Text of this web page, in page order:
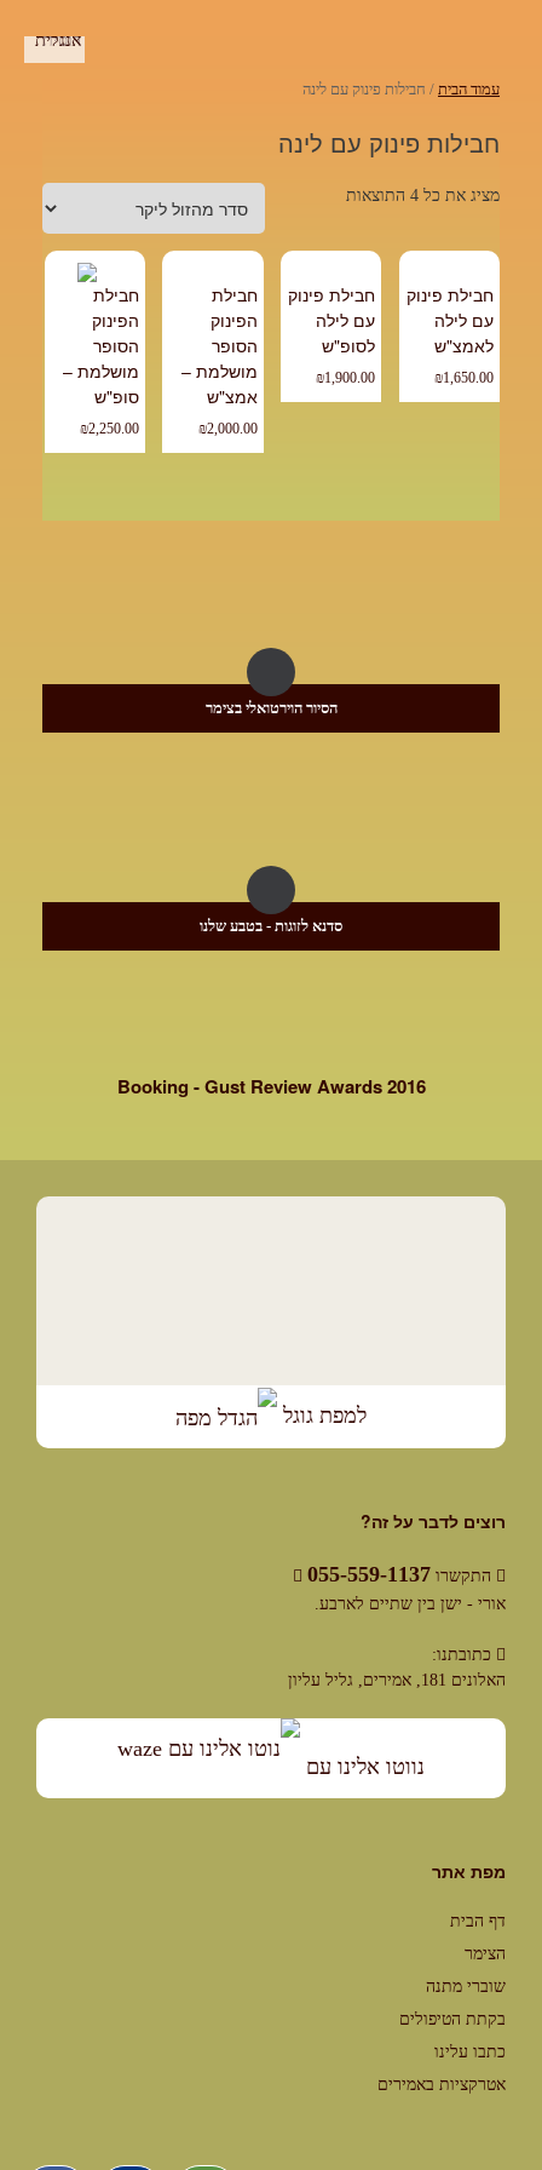
עמוד הבית/ חבילות פינוק עם לינה
חבילות פינוק עם לינה
מציג את כל 4 התוצאות
חבילת פינוק
עם לילה
לאמצ"ש
₪1,650.00
חבילת פינוק
עם לילה
לסופ"ש
₪1,900.00
חבילת
הפינוק
הסופר
מושלמת –
אמצ"ש
₪2,000.00
חבילת
הפינוק
הסופר
מושלמת –
סופ"ש
₪2,250.00
הסיור הוירטואלי בצימר
סדנא לזוגות - בטבע שלנו
Booking - Gust Review Awards 2016
למפת גוגל
רוצים לדבר על זה?
התקשרו055-559-1137
אורי - ישן בין שתיים לארבע.
כתובתנו:
האלונים 181, אמירים, גליל עליון
נווטו אלינו עם
מפת אתר
דף הבית
הצימר
שוברי מתנה
בקתת הטיפולים
כתבו עלינו
אטרקציות באמירים